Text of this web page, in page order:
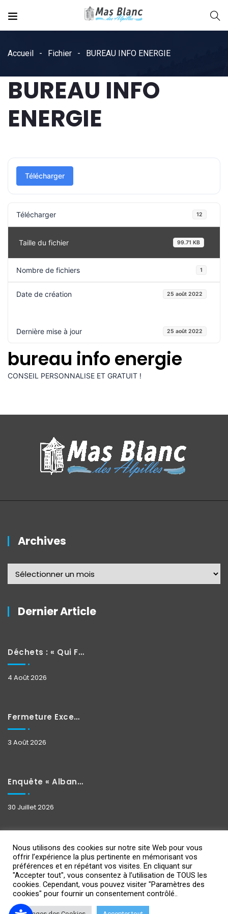
Accueil Fichier BUREAU INFO ENERGIE
BUREAU INFO
ENERGIE
Télécharger
Télécharger 12
Taille du fichier 99.71 KB
Nombre de fichiers 1
Date de création 25 août 2022
Dernière mise à jour 25 août 2022
bureau info energie
CONSEIL PERSONNALISE ET GRATUIT !
Archives
Dernier Article
Déchets : « Qui Fait Quoi »
4 Août 2026
Fermeture Exceptionnelle
3 Août 2026
Enquête « Albane »
30 Juillet 2026
Copyright 2021Design By IPSUMEDIA- Mentions Légales
Nous utilisons des cookies sur notre site Web pour vous
offrir l’expérience la plus pertinente en mémorisant vos
préférences et en répétant vos visites. En cliquant sur
"Accepter tout", vous consentez à l’utilisation de TOUS les
cookies. Cependant, vous pouvez visiter "Paramètres des
cookies" pour fournir un consentement contrôlé..